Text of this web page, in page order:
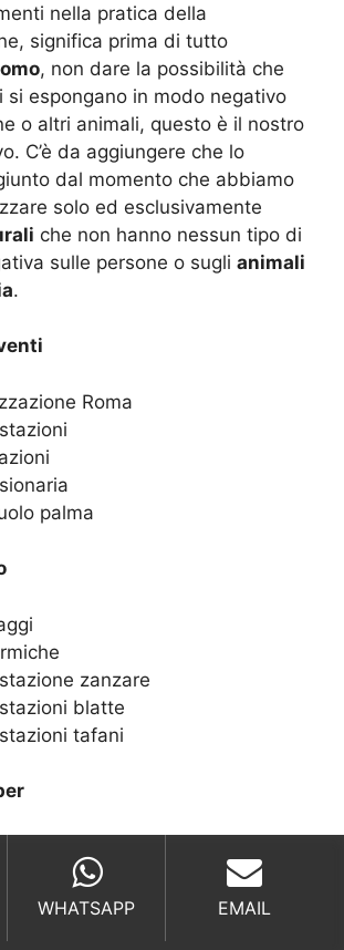
nella pratica della
significa prima di tutto
, non dare la possibilità che
si espongano in modo negativo
o altri animali, questo è il nostro
C’è da aggiungere che lo
dal momento che abbiamo
solo ed esclusivamente
che non hanno nessun tipo di
sulle persone o sugli animali
.
Roma
palma
zanzare
blatte
tafani
germanica
mosche
WHATSAPP EMAIL